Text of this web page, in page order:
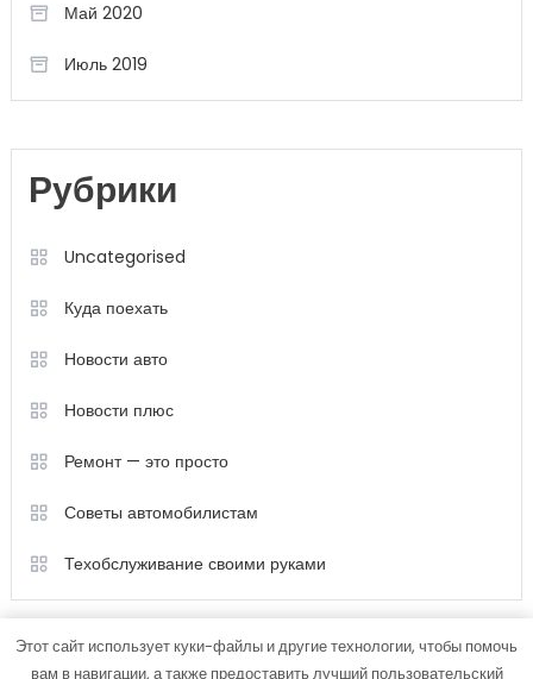
Май 2020
Июль 2019
Рубрики
Uncategorised
Куда поехать
Новости авто
Новости плюс
Ремонт — это просто
Советы автомобилистам
Техобслуживание своими руками
Этот сайт использует куки-файлы и другие технологии, чтобы помочь
вам в навигации, а также предоставить лучший пользовательский